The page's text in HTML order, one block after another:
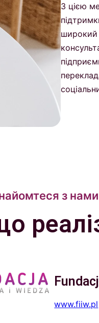
З цією
широкий
з
www.fiiw.pl